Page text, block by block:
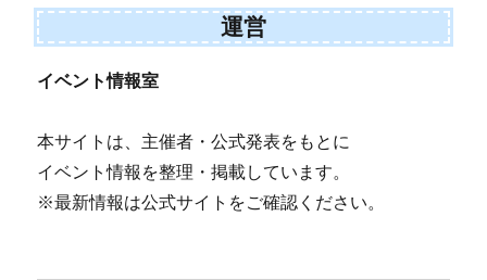
運営
イベント情報室
本サイトは、主催者・公式発表をもとに
イベント情報を整理・掲載しています。
※最新情報は公式サイトをご確認ください。